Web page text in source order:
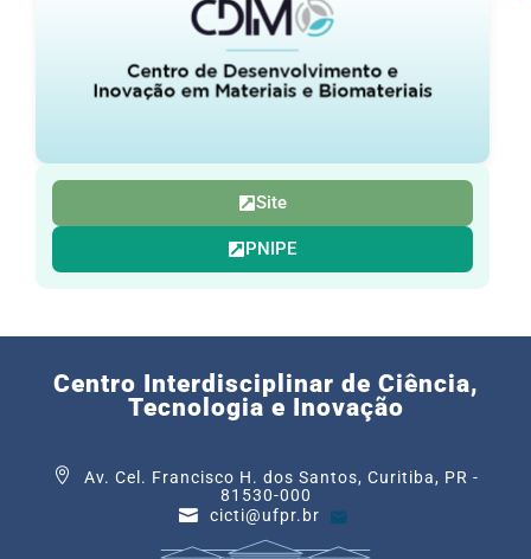
Site
PNIPE
Centro Interdisciplinar de Ciência,
Tecnologia e Inovação
Av. Cel. Francisco H. dos Santos, Curitiba, PR -
81530-000
cicti@ufpr.br